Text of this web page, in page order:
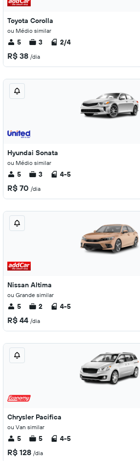
Toyota Corolla
ou Médio similar
5 3 2/4
R$ 38 /dia
Hyundai Sonata
ou Médio similar
5 3 4-5
R$ 70 /dia
Nissan Altima
ou Grande similar
5 2 4-5
R$ 44 /dia
Chrysler Pacifica
ou Van similar
5 5 4-5
R$ 128 /dia